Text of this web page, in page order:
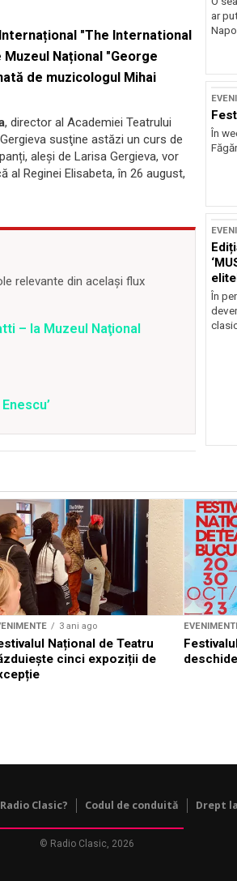
"The International
Național "George
de muzicologul Mihai
, director al Academiei Teatrului
susţine astăzi un curs de
aleși de Larisa Gergieva, vor
al Reginei Elisabeta, în 26 august,
relevante din același flux
– la Muzeul Naţional
ar
În
În
3 ani ago
Național de Teatru
cinci expoziții de
Clasic? Codul de conduită Drept
© Radio Clasic, 2026